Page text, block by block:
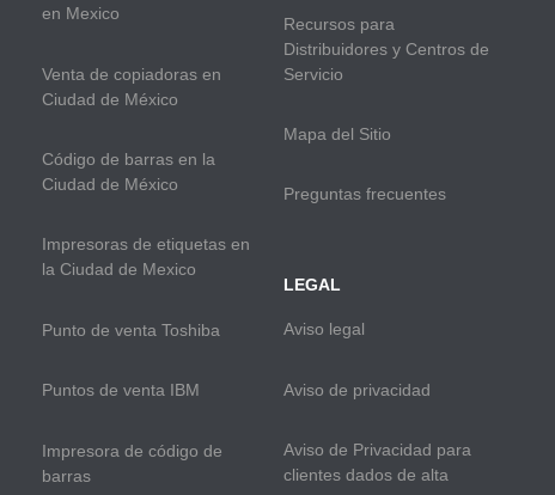
en Mexico
Venta de copiadoras en
Ciudad de México
Código de barras en la
Ciudad de México
Impresoras de etiquetas en
la Ciudad de Mexico
Punto de venta Toshiba
Puntos de venta IBM
Impresora de código de
barras
Recursos para
Distribuidores y Centros de
Servicio
Mapa del Sitio
Preguntas frecuentes
LEGAL
Aviso legal
Aviso de privacidad
Aviso de Privacidad para
clientes dados de alta